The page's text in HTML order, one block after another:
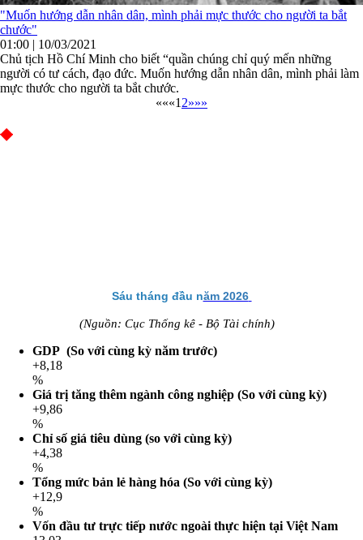
"Muốn hướng dẫn nhân dân, mình phải mực thước cho người ta bắt
chước"
01:00 | 10/03/2021
Chủ tịch Hồ Chí Minh cho biết “quần chúng chỉ quý mến những
người có tư cách, đạo đức. Muốn hướng dẫn nhân dân, mình phải làm
mực thước cho người ta bắt chước.
«««1 2»»»
Sáu tháng đầu năm 2026
(Nguồn: Cục Thống kê - Bộ Tài chính)
GDP (So với cùng kỳ năm trước)
+8,18
%
Giá trị tăng thêm ngành công nghiệp (So với cùng kỳ)
+9,86
%
Chỉ số giá tiêu dùng (so với cùng kỳ)
+4,38
%
Tổng mức bản lẻ hàng hóa (So với cùng kỳ)
+12,9
%
Vốn đầu tư trực tiếp nước ngoài thực hiện tại Việt Nam